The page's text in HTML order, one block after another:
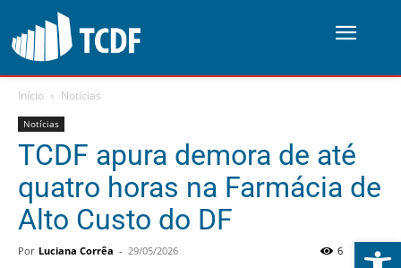
Abrir
Início Notícias
Notícias
TCDF apura demora de até
quatro horas na Farmácia de
Alto Custo do DF
Por Luciana Corrêa - 29/05/2026 0
6